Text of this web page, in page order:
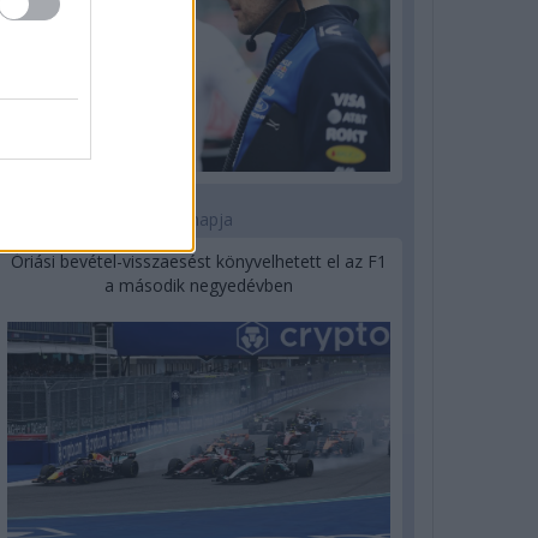
1 napja
Óriási bevétel-visszaesést könyvelhetett el az F1
a második negyedévben